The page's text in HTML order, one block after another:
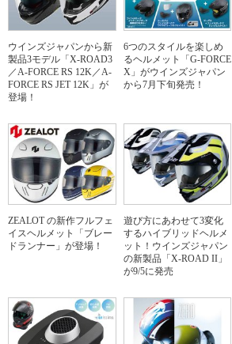
ウインズジャパンから新
製品3モデル「X-ROAD3
／A-FORCE RS 12K／A-
FORCE RS JET 12K」が
登場！
6つのスタイルを楽しめ
るヘルメット「G-FORCE
X」がウインズジャパン
から7月下旬発売！
ZEALOT の新作フルフェ
イスヘルメット「ブレー
ドランナー」が登場！
遊び方にあわせて3変化
するハイブリッドヘルメ
ット！ウインズジャパン
の新製品「X-ROAD II」
が9/5に発売